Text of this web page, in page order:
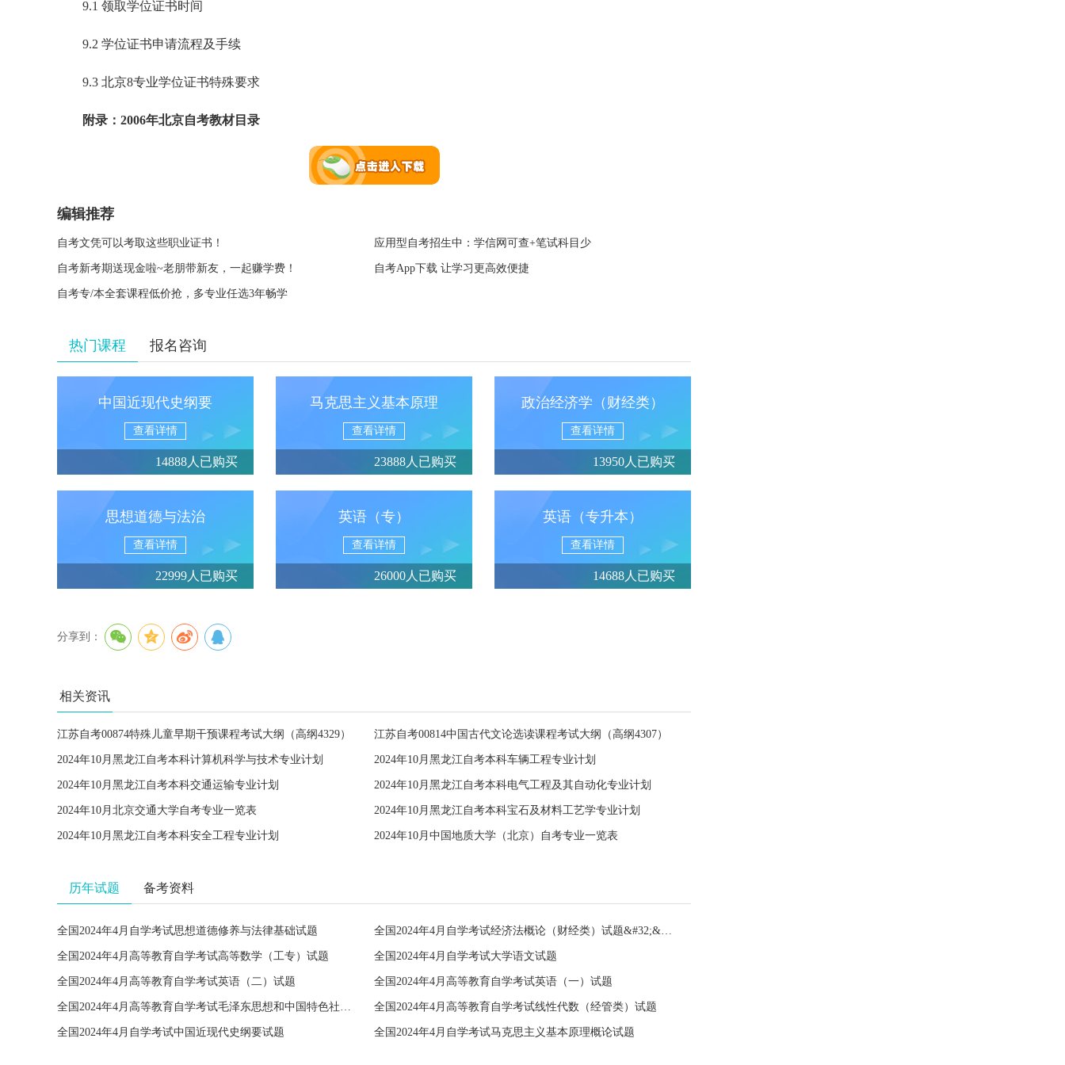
9.1 领取学位证书时间
9.2 学位证书申请流程及手续
9.3 北京8专业学位证书特殊要求
附录：2006年北京自考教材目录
编辑推荐
自考文凭可以考取这些职业证书！ 应用型自考招生中：学信网可查+笔试科目少
自考新考期送现金啦~老朋带新友，一起赚学费！ 自考App下载 让学习更高效便捷
自考专/本全套课程低价抢，多专业任选3年畅学
热门课程 报名咨询
中国近现代史纲要
查看详情
14888人已购买
马克思主义基本原理
查看详情
23888人已购买
政治经济学（财经类）
查看详情
13950人已购买
思想道德与法治
查看详情
22999人已购买
英语（专）
查看详情
26000人已购买
英语（专升本）
查看详情
14688人已购买
分享到：
相关资讯
江苏自考00874特殊儿童早期干预课程考试大纲（高纲4329） 江苏自考00814中国古代文论选读课程考试大纲（高纲4307）
2024年10月黑龙江自考本科计算机科学与技术专业计划 2024年10月黑龙江自考本科车辆工程专业计划
2024年10月黑龙江自考本科交通运输专业计划 2024年10月黑龙江自考本科电气工程及其自动化专业计划
2024年10月北京交通大学自考专业一览表 2024年10月黑龙江自考本科宝石及材料工艺学专业计划
2024年10月黑龙江自考本科安全工程专业计划 2024年10月中国地质大学（北京）自考专业一览表
历年试题 备考资料
全国2024年4月自学考试思想道德修养与法律基础试题 全国2024年4月自学考试经济法概论（财经类）试题&#32;&#32;
全国2024年4月高等教育自学考试高等数学（工专）试题 全国2024年4月自学考试大学语文试题
全国2024年4月高等教育自学考试英语（二）试题 全国2024年4月高等教育自学考试英语（一）试题
全国2024年4月高等教育自学考试毛泽东思想和中国特色社会主义理论体系概论试题 全国2024年4月高等教育自学考试线性代数（经管类）试题
全国2024年4月自学考试中国近现代史纲要试题 全国2024年4月自学考试马克思主义基本原理概论试题